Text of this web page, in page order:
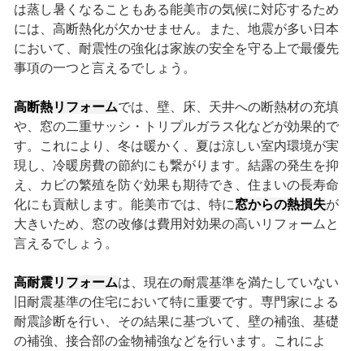
は蒸し暑くなることもある能美市の気候に対応するため
には、高断熱化が欠かせません。また、地震が多い日本
において、耐震性の強化は家族の安全を守る上で最優先
事項の一つと言えるでしょう。
高断熱リフォームでは、壁、床、天井への断熱材の充填
や、窓の二重サッシ・トリプルガラス化などが効果的で
す。これにより、冬は暖かく、夏は涼しい室内環境が実
現し、冷暖房費の節約にも繋がります。結露の発生を抑
え、カビの繁殖を防ぐ効果も期待でき、住まいの長寿命
化にも貢献します。能美市では、特に窓からの熱損失が
大きいため、窓の改修は費用対効果の高いリフォームと
言えるでしょう。
高耐震リフォームは、現在の耐震基準を満たしていない
旧耐震基準の住宅において特に重要です。専門家による
耐震診断を行い、その結果に基づいて、壁の補強、基礎
の補強、接合部の金物補強などを行います。これによ